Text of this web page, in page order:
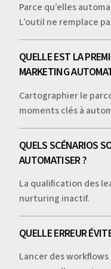
Parce qu’elles
L’outil ne remplace
QUELLE EST LA
MARKETING
Cartographier le
moments clés à
QUELS SCÉNARIOS
AUTOMATISER ?
La qualification des
nurturing inactif.
QUELLE ERREUR
Lancer des